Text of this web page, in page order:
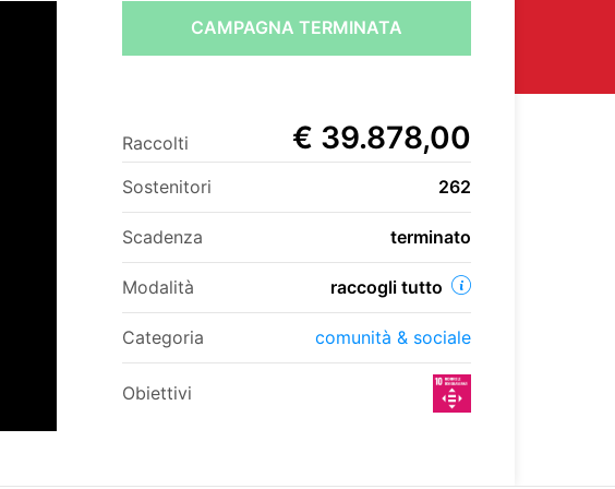
CAMPAGNA TERMINATA
Raccolti € 39.878,00
Sostenitori 262
Scadenza terminato
Modalità raccogli tutto
Categoria comunità & sociale
Obiettivi